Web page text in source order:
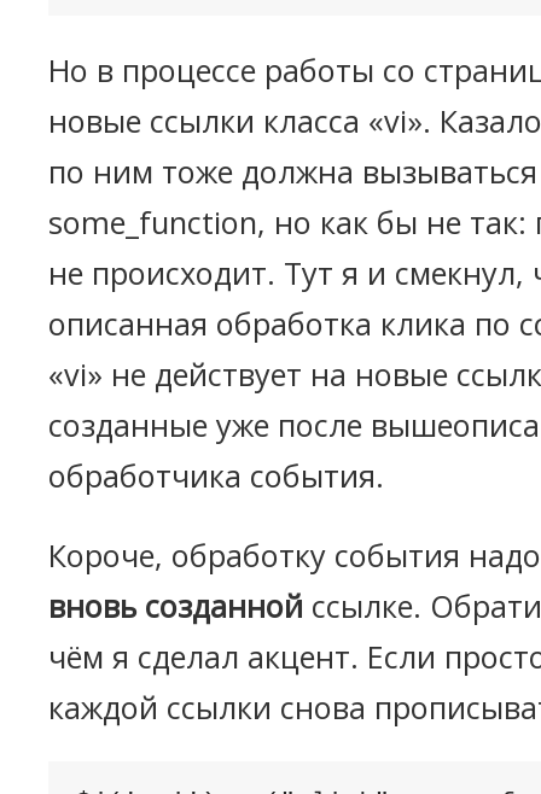
Но в процессе работы со
новые ссылки класса «vi».
по ним тоже должна
some_function, но как бы не так:
не происходит. Тут я и смекнул,
описанная обработка клика по
«vi» не действует на новые
созданные уже после
обработчика события.
Короче, обработку события
вновь созданной ссылке.
чём я сделал акцент. Если
каждой ссылки снова